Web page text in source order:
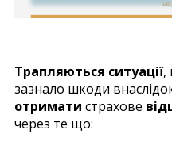
Трапляються ситуації,
зазнало шкоди
отримати страхове
через те що: